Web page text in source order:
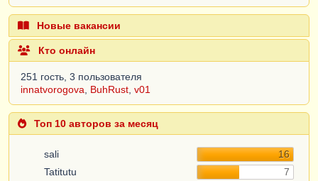
Новые вакансии
Кто онлайн
251 гость, 3 пользователя
innatvorogova
BuhRust v01
Топ 10 авторов за месяц
sali
16
Tatitutu
7